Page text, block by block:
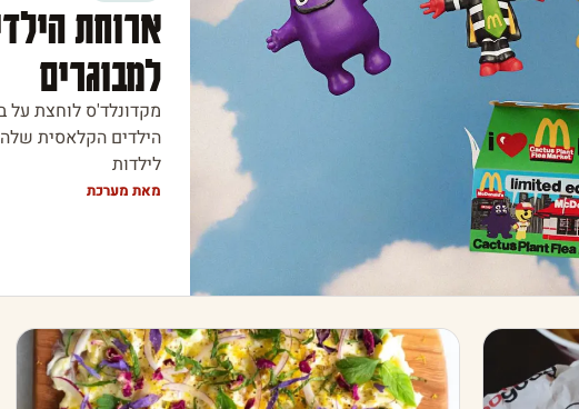
ארוחת
למבוגרים
מקדונלד'ס לוחצת על
הילדים הקלאסית
לילדות
מאת מערכת